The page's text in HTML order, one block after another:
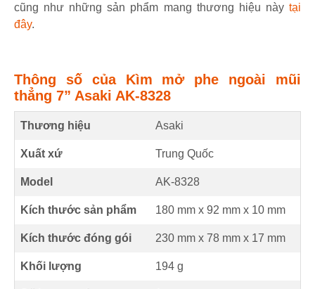
cũng như những sản phẩm mang thương hiệu này tại
đây.
Thông số của Kìm mở phe ngoài mũi
thẳng 7” Asaki AK-8328
Thương hiệu Asaki
Xuất xứ Trung Quốc
Model AK-8328
Kích thước sản phẩm 180 mm x 92 mm x 10 mm
Kích thước đóng gói 230 mm x 78 mm x 17 mm
Khối lượng 194 g